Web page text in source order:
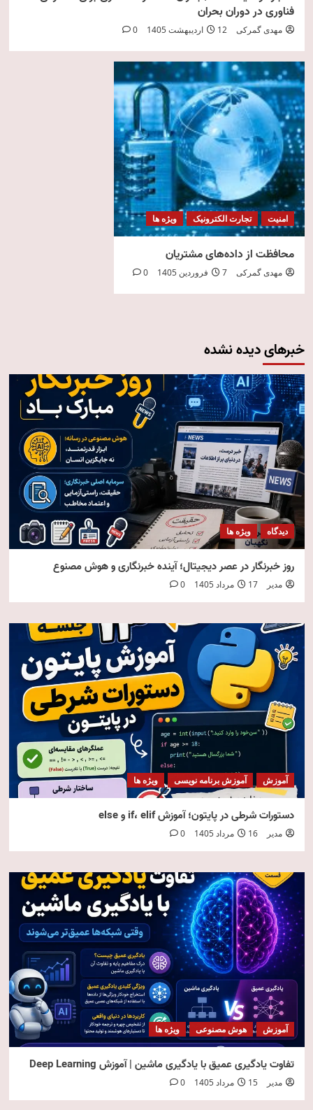
فناوری در دوران بحران
مهدی گمرکی 12 اردیبهشت 1405 0
امنیت تجارت الکترونیک ویژه ها
محافظت از داده‌های مشتریان
مهدی گمرکی 7 فروردین 1405 0
خبرهای دیده نشده
دیدگاه ویژه ها
روز خبرنگار در عصر دیجیتال؛ آینده خبرنگاری و هوش مصنوع
مدیر 17 مرداد 1405 0
آموزش آموزش برنامه نویسی ویژه ها
دستورات شرطی در پایتون؛ آموزش if، elif و else
مدیر 16 مرداد 1405 0
آموزش هوش مصنوعی ویژه ها
تفاوت یادگیری عمیق با یادگیری ماشین | آموزش Deep Learning
مدیر 15 مرداد 1405 0